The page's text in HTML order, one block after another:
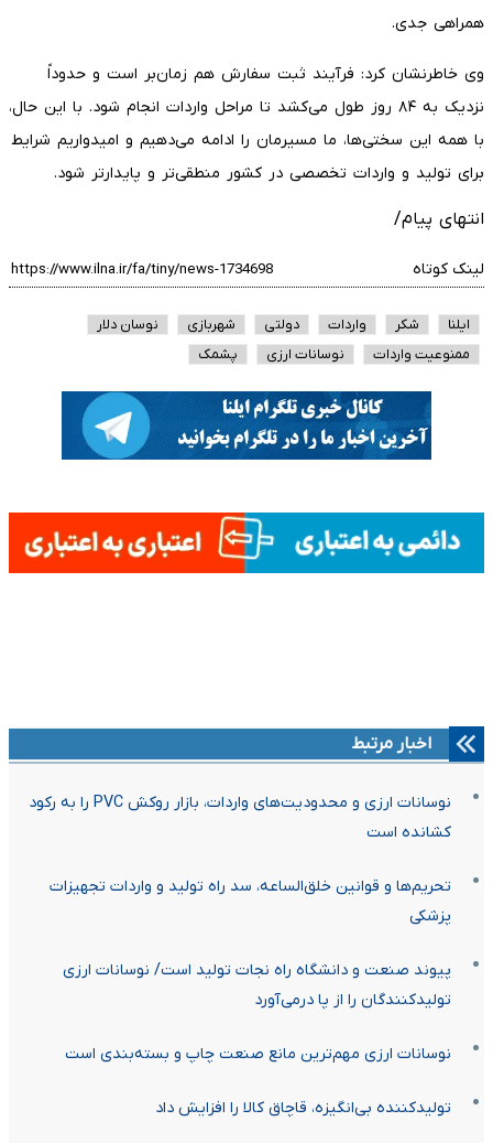
همراهی جدی.
وی خاطرنشان کرد: فرآیند ثبت سفارش هم زمان‌بر است و حدوداً
نزدیک به ۸۴ روز طول می‌کشد تا مراحل واردات انجام شود. با این حال،
با همه این سختی‌ها، ما مسیرمان را ادامه می‌دهیم و امیدواریم شرایط
برای تولید و واردات تخصصی در کشور منطقی‌تر و پایدارتر شود.
انتهای پیام/
لینک کوتاه
ایلنا شکر واردات دولتی شهربازی
نوسان دلار
ممنوعیت واردات
نوسانات ارزی پشمک
اخبار مرتبط
نوسانات ارزی و محدودیت‌های واردات، بازار روکش PVC را به رکود
کشانده است
تحریم‌ها و قوانین خلق‌الساعه، سد راه تولید و واردات تجهیزات
پزشکی
پیوند صنعت و دانشگاه راه نجات تولید است/ نوسانات ارزی
تولیدکنندگان را از پا درمی‌آورد
نوسانات ارزی مهم‌ترین مانع صنعت چاپ و بسته‌بندی است
تولیدکننده بی‌انگیزه، قاچاق کالا را افزایش داد